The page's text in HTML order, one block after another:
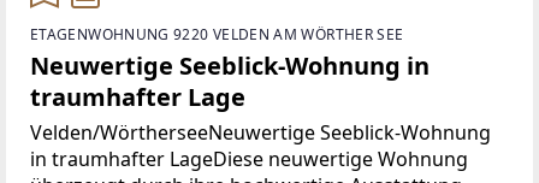
ETAGENWOHNUNG 9220 VELDEN AM WÖRTHER SEE
Neuwertige Seeblick-Wohnung in
traumhafter Lage
Velden/WörtherseeNeuwertige Seeblick-Wohnung
in traumhafter LageDiese neuwertige Wohnung